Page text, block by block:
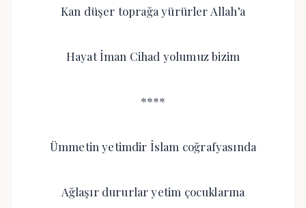
Kan düşer toprağa yürürler Allah’a
Hayat İman Cihad yolumuz bizim
****
Ümmetin yetimdir İslam coğrafyasında
Ağlaşır dururlar yetim çocuklarına